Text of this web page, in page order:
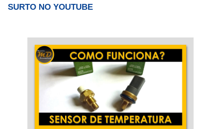
1WATT....
SURTO NO YOUTUBE